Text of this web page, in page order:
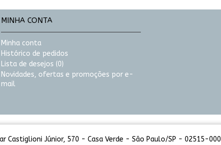
MINHA CONTA
Minha conta
Histórico de pedidos
Lista de desejos (0)
Novidades, ofertas e promoções por e-
mail
Castiglioni Júnior, 570 - Casa Verde - São Paulo/SP - 02515-000